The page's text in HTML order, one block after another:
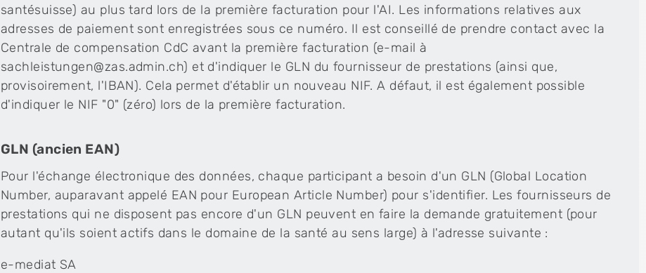
santésuisse) au plus tard lors de la première facturation pour l'AI. Les informations relatives aux
adresses de paiement sont enregistrées sous ce numéro. Il est conseillé de prendre contact avec la
Centrale de compensation CdC avant la première facturation (e-mail à
sachleistungen@zas.admin.ch) et d'indiquer le GLN du fournisseur de prestations (ainsi que,
provisoirement, l'IBAN). Cela permet d'établir un nouveau NIF. A défaut, il est également possible
d'indiquer le NIF "0" (zéro) lors de la première facturation.
GLN (ancien EAN)
Pour l'échange électronique des données, chaque participant a besoin d'un GLN (Global Location
Number, auparavant appelé EAN pour European Article Number) pour s'identifier. Les fournisseurs de
prestations qui ne disposent pas encore d'un GLN peuvent en faire la demande gratuitement (pour
autant qu'ils soient actifs dans le domaine de la santé au sens large) à l'adresse suivante :
e-mediat SA